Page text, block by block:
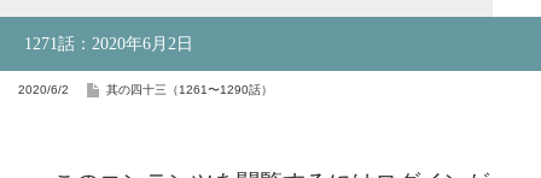
1271話：2020年6月2日
2020/6/2 其の四十三（1261〜1290話）